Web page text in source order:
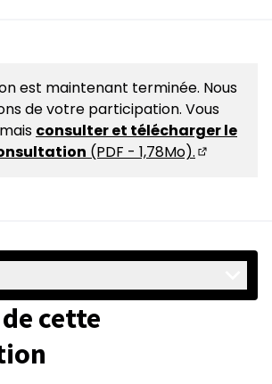
est maintenant terminée. Nous
de votre participation. Vous
consulter et télécharger le
(PDF - 1,78Mo).
cette